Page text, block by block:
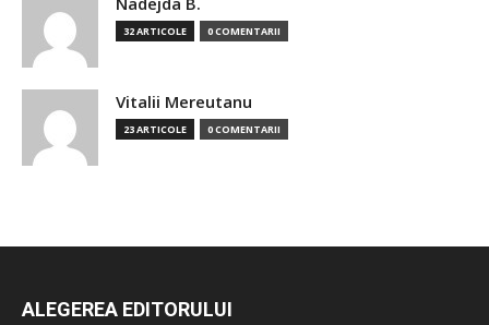
32 ARTICOLE 0 COMENTARII
Vitalii Mereutanu
23 ARTICOLE 0 COMENTARII
ALEGEREA EDITORULUI